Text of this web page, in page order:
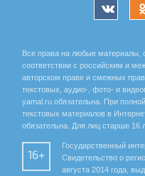
Все права на любые материалы,
соответствии с российским и
авторском праве и смежных
текстовых, аудио-, фото- и
yamal.ru обязательна. При
текстовых материалов в
обязательна. Для лиц старше 16
16+
Государственный
Свидетельство о
августа 2014 года,